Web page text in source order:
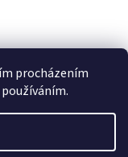
procházením